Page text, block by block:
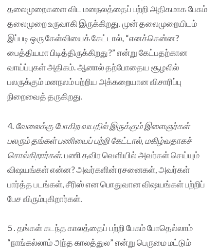
தலைமுறைகளை விட மனநலத்தைப் பற்றி அதிகமாக பேசும்
தலைமுறை உருவாகி இருக்கிறது. முன் தலைமுறையிடம்
இப்படி ஒரு கேள்வியைக் கேட்டால், “எனக்கென்ன?
பைத்தியமா பிடித்திருக்கிறது?” என்று கேட்பதற்கான
வாய்ப்புகள் அதிகம். ஆனால் தற்போதைய சூழலில்
பலருக்கும் மனநலம் பற்றிய அக்கறையான விசாரிப்பு
நிறைவைத் தருகிறது.
4. வேலைக்கு போகிற வயதில் இருக்கும் இளைஞர்கள்
பலரும் தங்கள் பணியைப் பற்றி கேட்டால், மகிழ்வதாகச்
சொல்கிறார்கள்.பணி தவிர வெளியில் அவர்கள் செய்யும்
விஷயங்கள் என்ன? அவர்களின் ரசனைகள், அவர்கள்
பார்த்த படங்கள், சீரிஸ் என பொதுவான விஷயங்கள் பற்றிப்
பேச விரும்புகிறார்கள்.
5 . தங்கள் கடந்த காலத்தைப் பற்றி பேசும் போதெல்லாம்
“நாங்கல்லாம் அந்த காலத்துல” என்று பெருமை மட்டும்